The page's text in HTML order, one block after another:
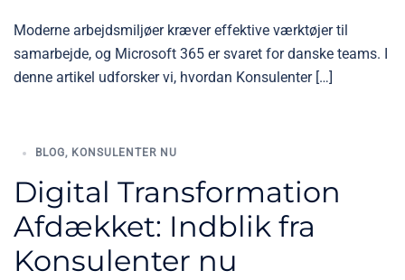
Moderne arbejdsmiljøer kræver effektive værktøjer til
samarbejde, og Microsoft 365 er svaret for danske teams. I
denne artikel udforsker vi, hvordan Konsulenter […]
BLOG, KONSULENTER NU
Digital Transformation
Afdækket: Indblik fra
Konsulenter nu